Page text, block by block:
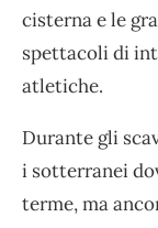
cisterna e le
spettacoli di
atletiche.
Durante gli
i sotterranei
terme, ma